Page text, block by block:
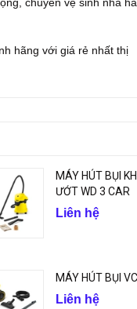
hãng với giá rẻ nhất thị
MÁY HÚT BỤI
ƯỚT WD 3 CAR
Liên hệ
MÁY HÚT BỤI
Liên hệ